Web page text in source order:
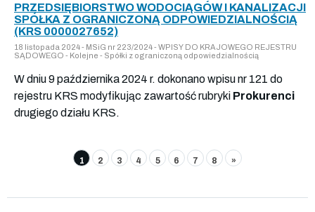
PRZEDSIĘBIORSTWO WODOCIĄGÓW I KANALIZACJI
SPÓŁKA Z OGRANICZONĄ ODPOWIEDZIALNOŚCIĄ
(KRS 0000027652)
18 listopada 2024 - MSiG nr 223/2024 - WPISY DO KRAJOWEGO REJESTRU
SĄDOWEGO - Kolejne - Spółki z ograniczoną odpowiedzialnością
W dniu 9 października 2024 r. dokonano wpisu nr 121 do
rejestru KRS modyfikując zawartość rubryki Prokurenci
drugiego działu KRS.
1 2 3 4 5 6 7 8 »